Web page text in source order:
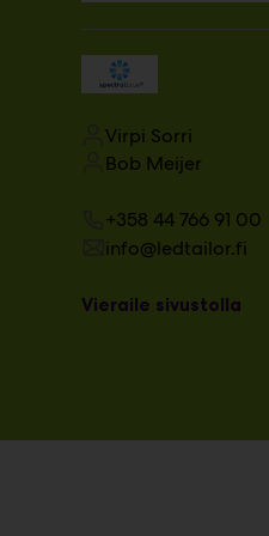
Virpi Sorri
Bob Meijer
+358 44 766 91 00
info@ledtailor.fi
Vieraile sivustolla